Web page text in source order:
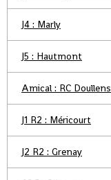
J4 : Marly
J5 : Hautmont
Amical : RC Doullens
J1 R2 : Méricourt
J2 R2 : Grenay